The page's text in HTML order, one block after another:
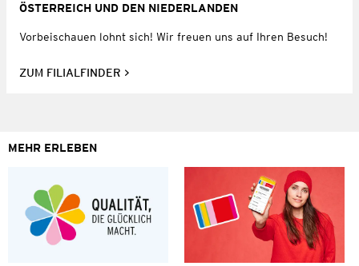
ÖSTERREICH UND DEN NIEDERLANDEN
Vorbeischauen lohnt sich! Wir freuen uns auf Ihren Besuch!
ZUM FILIALFINDER
MEHR ERLEBEN